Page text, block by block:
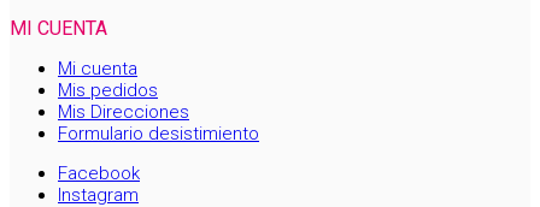
MI CUENTA
Mi cuenta
Mis pedidos
Mis Direcciones
Formulario desistimiento
Facebook
Instagram